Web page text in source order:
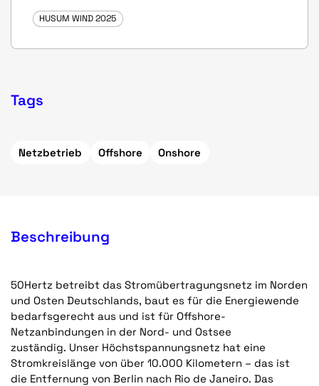
HUSUM WIND 2025
Tags
Netzbetrieb Offshore Onshore
Beschreibung
50Hertz betreibt das Stromübertragungsnetz im Norden
und Osten Deutschlands, baut es für die Energiewende
bedarfsgerecht aus und ist für Offshore-
Netzanbindungen in der Nord- und Ostsee
zuständig. Unser Höchstspannungsnetz hat eine
Stromkreislänge von über 10.000 Kilometern – das ist
die Entfernung von Berlin nach Rio de Janeiro. Das